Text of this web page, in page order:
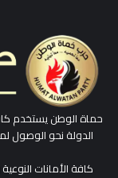
حماة الوطن يستخدم
الدولة نحو الوصول
كافة الأمانات